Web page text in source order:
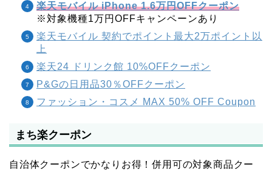
楽天モバイル iPhone 1.6万円OFFクーポン
※対象機種1万円OFFキャンペーンあり
楽天モバイル 契約でポイント最大2万ポイント以
上
楽天24 ドリンク館 10%OFFクーポン
P&Gの日用品30％OFFクーポン
ファッション・コスメ MAX 50% OFF Coupon
まち楽クーポン
自治体クーポンでかなりお得！併用可の対象商品クー